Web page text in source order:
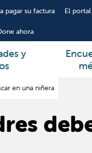
pagar su factura El
ahora
y
en una niñera